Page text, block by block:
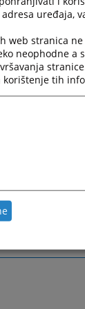
Banja Luka,
ne smatra se
(pokretanje
uređaja,
web stranica
neophodne a
korištenje tih